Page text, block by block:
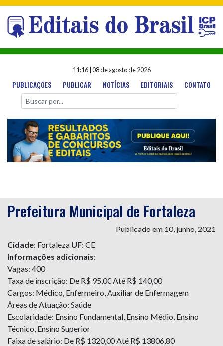
11:16| 08 de agosto de 2026
PUBLICAÇÕES PUBLICAR NOTÍCIAS EDITORIAIS CONTATO
Prefeitura Municipal de Fortaleza
Publicado em 10, junho, 2021
Cidade: Fortaleza UF: CE
Informações adicionais:
Vagas: 400
Taxa de inscrição: De R$ 95,00 Até R$ 140,00
Cargos: Médico, Enfermeiro, Auxiliar de Enfermagem
Áreas de Atuação: Saúde
Escolaridade: Ensino Fundamental, Ensino Médio, Ensino
Técnico, Ensino Superior
Faixa de salário: De R$ 1320,00 Até R$ 13806,80